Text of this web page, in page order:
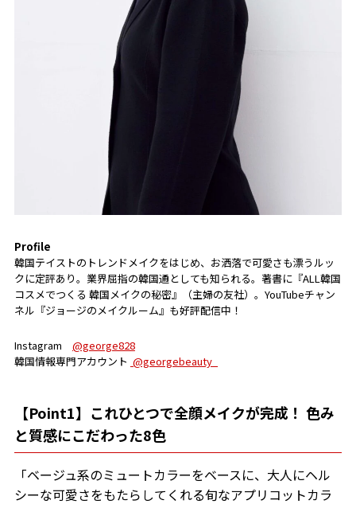
Profile
韓国テイストのトレンドメイクをはじめ、お洒落で可愛さも漂うルッ
クに定評あり。業界屈指の韓国通としても知られる。著書に『ALL韓国
コスメでつくる 韓国メイクの秘密』（主婦の友社）。YouTubeチャン
ネル『ジョージのメイクルーム』も好評配信中！
Instagram @george828
韓国情報専門アカウント @georgebeauty_
【Point1】これひとつで全顔メイクが完成！ 色み
と質感にこだわった8色
「ベージュ系のミュートカラーをベースに、大人にヘル
シーな可愛さをもたらしてくれる旬なアプリコットカラ